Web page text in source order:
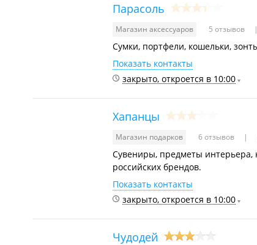
Парасоль
Магазин аксессуаров 5 отзывов
Сумки, портфели, кошельки,
Показать контакты
закрыто, откроется в 10:00
Хапанцы
Магазин подарков 6 отзывов
Сувениры, предметы интерьера,
российских брендов.
Показать контакты
закрыто, откроется в 10:00
Чудодей